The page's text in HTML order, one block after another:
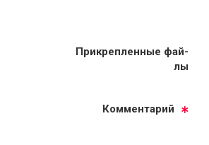
Прик­реп­лен­ные фай­
лы
Ком­мен­та­рий